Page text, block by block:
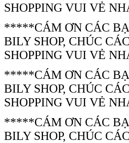
SHOPPING VUI VẺ
*****CÁM ƠN CÁC
BILY SHOP, CHÚC
SHOPPING VUI VẺ
*****CÁM ƠN CÁC
BILY SHOP, CHÚC
SHOPPING VUI VẺ
*****CÁM ƠN CÁC
BILY SHOP, CHÚC